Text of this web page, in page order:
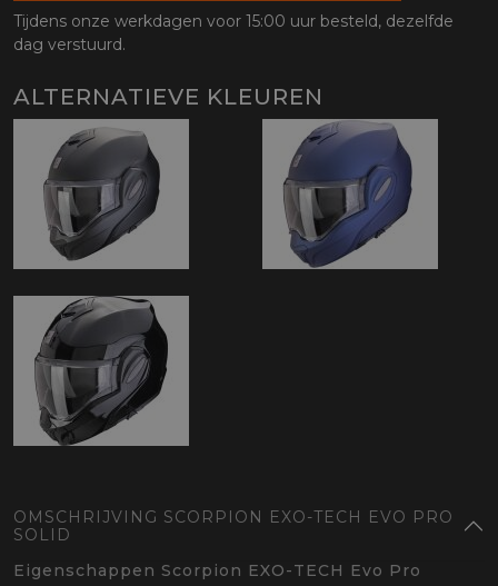
Tijdens onze werkdagen voor 15:00 uur besteld, dezelfde
dag verstuurd.
ALTERNATIEVE KLEUREN
OMSCHRIJVING SCORPION EXO-TECH EVO PRO
SOLID
Eigenschappen Scorpion EXO-TECH Evo Pro